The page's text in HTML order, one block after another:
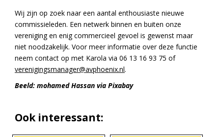
Wij zijn op zoek naar een aantal enthousiaste nieuwe
commissieleden. Een netwerk binnen en buiten onze
vereniging en enig commercieel gevoel is gewenst maar
niet noodzakelijk. Voor meer informatie over deze functie
neem contact op met Karola via 06 13 16 93 75 of
verenigingsmanager@avphoenix.nl.
Beeld: mohamed Hassan via Pixabay
Ook interessant: